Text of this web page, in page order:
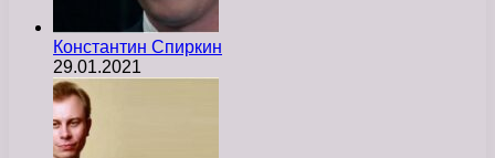
Константин Спиркин
29.01.2021